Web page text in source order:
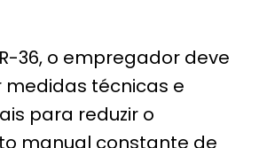
36, o empregador deve
técnicas e
para reduzir o
manual constante de